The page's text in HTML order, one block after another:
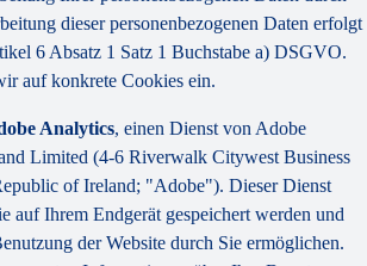
dieser personenbezogenen Daten erfolgt
6 Absatz 1 Satz 1 Buchstabe a) DSGVO.
auf konkrete Cookies ein.
Analytics, einen Dienst von Adobe
Limited (4-6 Riverwalk Citywest Business
of Ireland; "Adobe"). Dieser Dienst
auf Ihrem Endgerät gespeichert werden und
der Website durch Sie ermöglichen.